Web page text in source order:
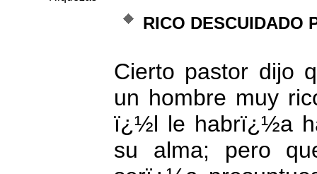
RICO DESCUIDADO
Cierto pastor dijo
un hombre muy
ï¿½l le habrï¿½a
su alma; pero